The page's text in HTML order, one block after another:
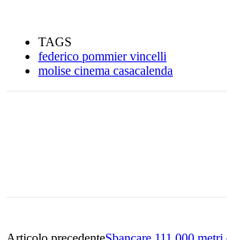
TAGS
federico pommier vincelli
molise cinema casacalenda